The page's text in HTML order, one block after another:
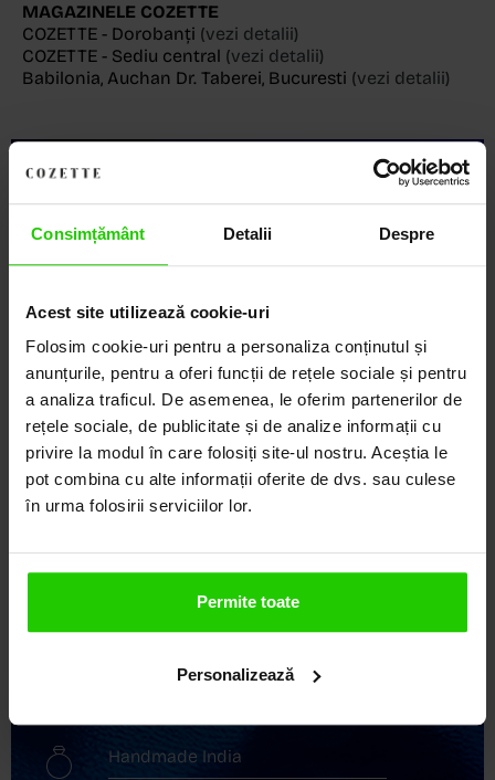
Consimțământ Detalii Despre
Acest site utilizează cookie-uri
Folosim cookie-uri pentru a personaliza conținutul și
anunțurile, pentru a oferi funcții de rețele sociale și pentru
a analiza traficul. De asemenea, le oferim partenerilor de
rețele sociale, de publicitate și de analize informații cu
privire la modul în care folosiți site-ul nostru. Aceștia le
pot combina cu alte informații oferite de dvs. sau culese
în urma folosirii serviciilor lor.
Permite toate
Personalizează
MAGAZINELE COZETTE
COZETTE - Dorobanți (vezi detalii)
COZETTE - Sediu central (vezi detalii)
Babilonia, Auchan Dr. Taberei, Bucuresti (vezi detalii)
Descoperă Lumea COZETTE,
LOCUL UNDE STILUL
DEVINE ARTĂ!
COZETTE este destinația ta de top pentru bijuterii
elegante și rafinate, create cu măiestrie și pasiune.
Ne mândrim cu o vastă experiență în realizarea celor
mai sofisticate bijuterii din aur, argint și pietre
prețioase.
Descoperă avantajele de a cumpăra!
Transport gratuit
Livrare în 24 - 48h
Handmade India